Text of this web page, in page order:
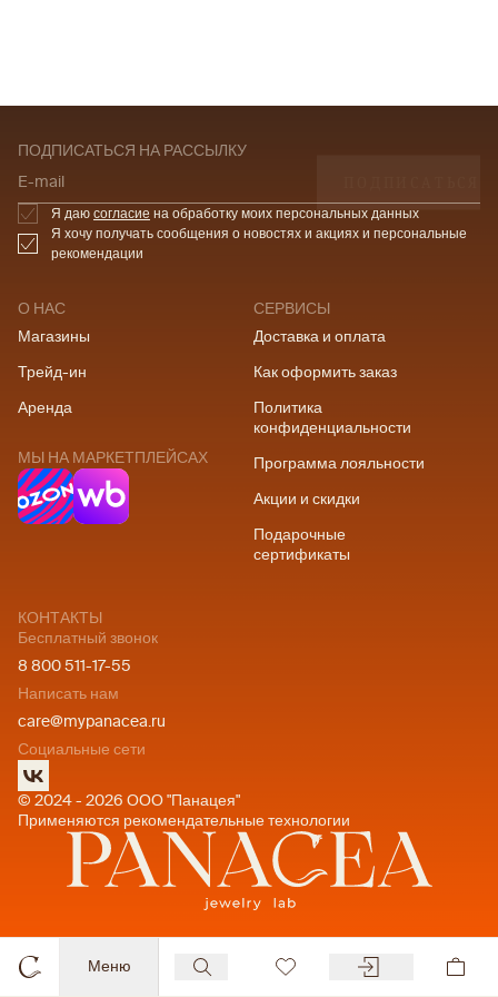
Меню
О НАС
Магазины
Трейд-ин
Аренда
МЫ НА МАРКЕТПЛЕЙСАХ
СЕРВИСЫ
Доставка и оплата
Как оформить заказ
Политика
конфиденциальности
Программа лояльности
Акции и скидки
Подарочные
сертификаты
КОНТАКТЫ
Бесплатный звонок
8 800 511-17-55
Написать нам
care@mypanacea.ru
Социальные сети
© 2024 - 2026 ООО "Панацея"
Применяются рекомендательные технологии
ПОДПИСАТЬСЯ НА РАССЫЛКУ
E-mail
Я даю согласие на обработку моих персональных данных
Я хочу получать сообщения о новостях и акциях и персональные
рекомендации